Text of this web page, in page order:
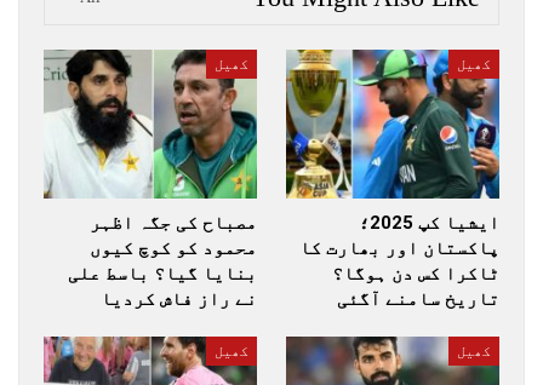
کھیل
ایشیا کپ 2025؛
پاکستان اور بھارت کا
ٹاکرا کس دن ہوگا؟
تاریخ سامنے آگئی
کھیل
مصباح کی جگہ اظہر
محمود کو کوچ کیوں
بنایا گیا؟ باسط علی
نے راز فاش کردیا
کھیل کھیل